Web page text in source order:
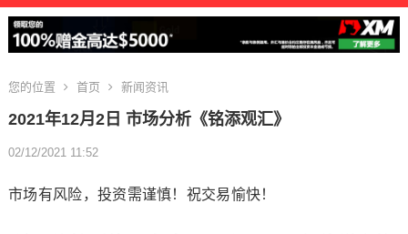
您的位置 首页 新闻资讯
2021年12月2日 市场分析《铭添观汇》
02/12/2021 11:52
市场有风险，投资需谨慎！祝交易愉快！